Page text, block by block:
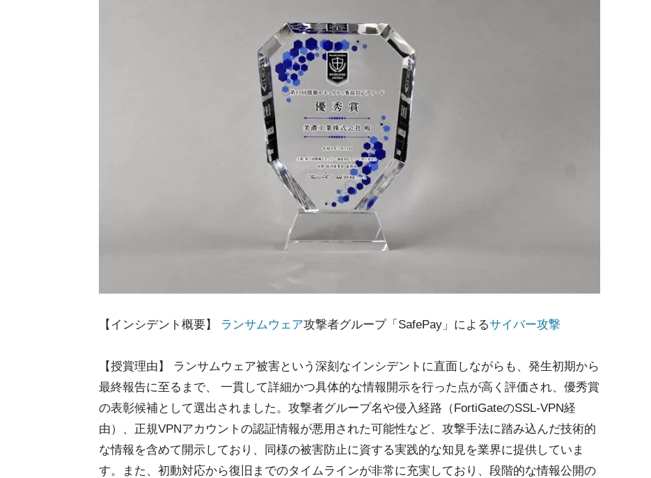
【インシデント概要】 ランサムウェア攻撃者グループ「SafePay」によるサイバー攻撃
【授賞理由】 ランサムウェア被害という深刻なインシデントに直面しながらも、発生初期から
最終報告に至るまで、 一貫して詳細かつ具体的な情報開示を行った点が高く評価され、優秀賞
の表彰候補として選出されました。攻撃者グループ名や侵入経路（FortiGateのSSL-VPN経
由）、正規VPNアカウントの認証情報が悪用された可能性など、攻撃手法に踏み込んだ技術的
な情報を含めて開示しており、同様の被害防止に資する実践的な知見を業界に提供していま
す。また、初動対応から復旧までのタイムラインが非常に充実しており、段階的な情報公開の